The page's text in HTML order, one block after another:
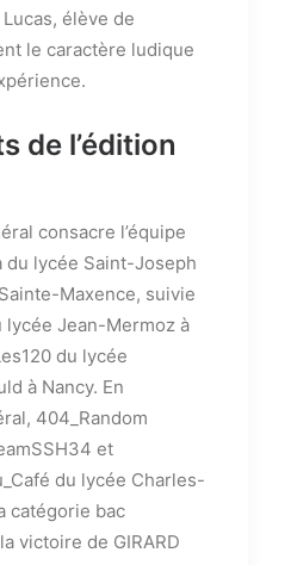
élève de
le caractère ludique
de l’édition
consacre l’équipe
du lycée Saint-Joseph
Maxence, suivie
lycée Jean-Mermoz à
du lycée
à Nancy. En
404_Random
et
du lycée Charles-
catégorie bac
victoire de GIRARD